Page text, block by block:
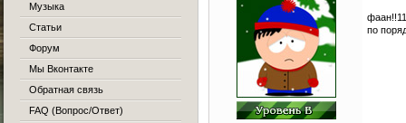
фаан!!11
по
Музыка
Статьи
Форум
Мы Вконтакте
Обратная связь
FAQ (Вопрос/Ответ)